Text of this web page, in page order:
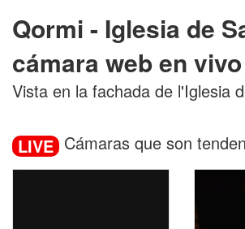
Qormi - Iglesia de
cámara web en vivo
Vista en la fachada de l'Iglesia
LIVE Cámaras que son